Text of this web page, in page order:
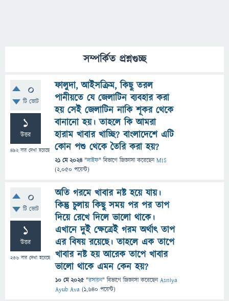
সম্পর্কিত প্রশ্নগুচ্ছ
0
টি ভোট
1
উত্তর
492বার দেখা হয়েছে
ফালুদা, আইসক্রিম, কিছু তরল
পানীয়তে যে জেলাটিন ব্যবহার করা
হয় সেই জেলাটিন নাকি শূকর থেকে
বানানো হয়। তাহলে কি আমরা
হারাম খাবার খাচ্ছি? বাংলাদেশে এটি
কোন পশু থেকে তৈরি করা হয়?
21 মে 2024 "লাইফ" বিভাগে জিজ্ঞাসাকরেছেনMIS
(2,050 পয়েন্ট)
0
টি ভোট
1
উত্তর
236 বার দেখা হয়েছে
অতি গরমে খাবার নষ্ট হয়ে যায়।
কিন্তু চুলায় কিছু সময় পর পর তাপ
দিয়ে রেখে দিলে ভালো থাকে।
এখানে দুই ক্ষেত্রেই গরম অর্থাৎ তাপ
এর বিষয় রয়েছে। তাহলে এক তাপে
খাবার নষ্ট হয় আরেক তাপে খাবার
ভালো থাকে এমন কেন হয়?
10 মে 2025 "রসায়ন" বিভাগে জিজ্ঞাসাকরেছেনAsniya
Ayub Ava (1,640 পয়েন্ট)